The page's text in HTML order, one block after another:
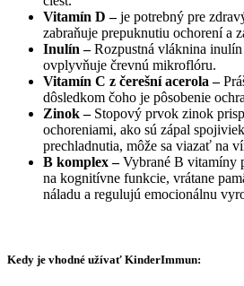
Vitamín D –je potrebný pre
zabraňuje prepuknutiu ochorení a
Inulín –Rozpustná vláknina
ovplyvňuje črevnú mikroflóru.
Vitamín C z čerešní acerola –
dôsledkom čoho je pôsobenie
Zinok – Stopový prvok zinok
ochoreniami, ako sú zápal
prechladnutia, môže sa viazať na
B komplex –Vybrané B vitamíny
na kognitívne funkcie, vrátane
náladu a regulujú emocionálnu
Kedy je vhodné užívať KinderImmun: